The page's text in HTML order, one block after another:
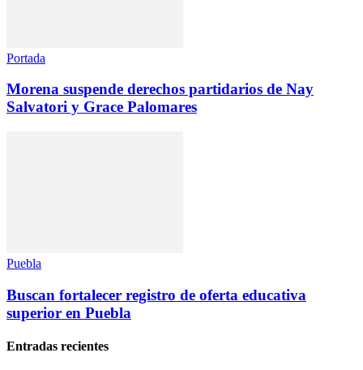
Portada
Morena suspende derechos partidarios de Nay
Salvatori y Grace Palomares
Puebla
Buscan fortalecer registro de oferta educativa
superior en Puebla
Entradas recientes